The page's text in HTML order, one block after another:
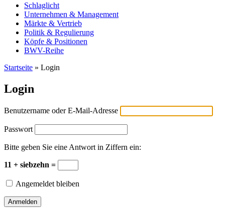
Schlaglicht
Unternehmen & Management
Märkte & Vertrieb
Politik & Regulierung
Köpfe & Positionen
BWV-Reihe
Startseite » Login
Login
Benutzername oder E-Mail-Adresse
Passwort
Bitte geben Sie eine Antwort in Ziffern ein:
11 + siebzehn =
Angemeldet bleiben